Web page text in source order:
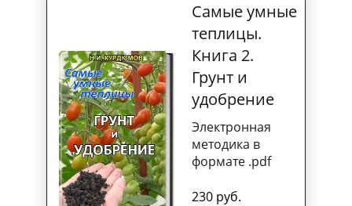
Самые умные
теплицы.
Книга 2.
Грунт и
удобрение
Электронная
методика в
формате .pdf
230 руб.